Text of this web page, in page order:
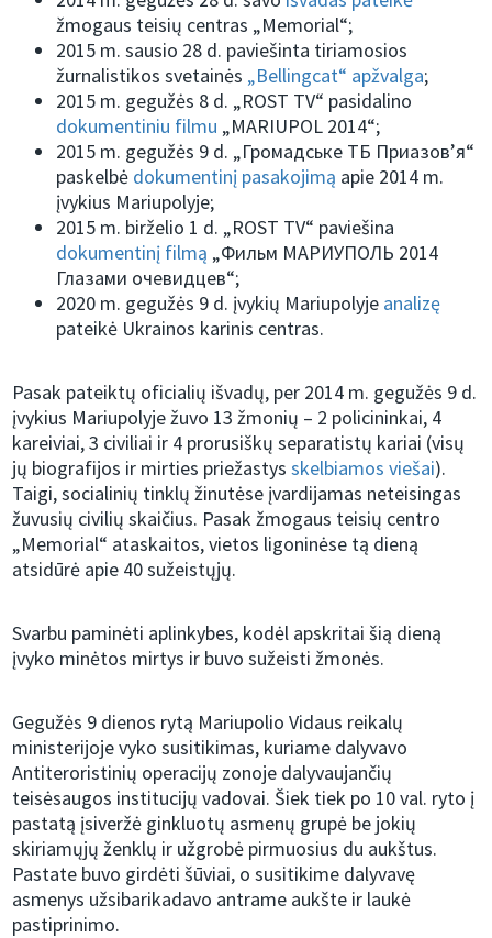
žmogaus teisių centras „Memorial“;
2015 m. sausio 28 d. paviešinta tiriamosios
žurnalistikos svetainės „Bellingcat“ apžvalga;
2015 m. gegužės 8 d. „ROST TV“ pasidalino
dokumentiniu filmu „MARIUPOL 2014“;
2015 m. gegužės 9 d. „Громадське ТБ Приазов’я“
paskelbė dokumentinį pasakojimą apie 2014 m.
įvykius Mariupolyje;
2015 m. birželio 1 d. „ROST TV“ paviešina
dokumentinį filmą „Фильм МАРИУПОЛЬ 2014
Глазами очевидцев“;
2020 m. gegužės 9 d. įvykių Mariupolyje analizę
pateikė Ukrainos karinis centras.
Pasak pateiktų oficialių išvadų, per 2014 m. gegužės 9 d.
įvykius Mariupolyje žuvo 13 žmonių – 2 policininkai, 4
kareiviai, 3 civiliai ir 4 prorusiškų separatistų kariai (visų
jų biografijos ir mirties priežastysskelbiamos viešai).
Taigi, socialinių tinklų žinutėse įvardijamas neteisingas
žuvusių civilių skaičius. Pasak žmogaus teisių centro
„Memorial“ ataskaitos, vietos ligoninėse tą dieną
atsidūrė apie 40 sužeistųjų.
Svarbu paminėti aplinkybes, kodėl apskritai šią dieną
įvyko minėtos mirtys ir buvo sužeisti žmonės.
Gegužės 9 dienos rytą Mariupolio Vidaus reikalų
ministerijoje vyko susitikimas, kuriame dalyvavo
Antiteroristinių operacijų zonoje dalyvaujančių
teisėsaugos institucijų vadovai. Šiek tiek po 10 val. ryto į
pastatą įsiveržė ginkluotų asmenų grupė be jokių
skiriamųjų ženklų ir užgrobė pirmuosius du aukštus.
Pastate buvo girdėti šūviai, o susitikime dalyvavę
asmenys užsibarikadavo antrame aukšte ir laukė
pastiprinimo.